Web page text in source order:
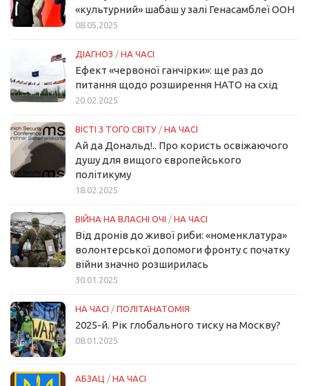
«культурний» шабаш у залі Генасамблеї ООН
08.05.2025
ДІАГНОЗ / НА ЧАСІ
Ефект «червоної ганчірки»: ще раз до
питання щодо розширення НАТО на схід
20.02.2025
ВІСТІ З ТОГО СВІТУ / НА ЧАСІ
Ай да Дональд!.. Про користь освіжаючого
душу для вищого європейського
політикуму
18.02.2025
ВІЙНА НА ВЛАСНІ ОЧІ / НА ЧАСІ
Від дронів до живої риби: «номенклатура»
волонтерської допомоги фронту с початку
війни значно розширилась
30.01.2025
НА ЧАСІ / ПОЛІТАНАТОМІЯ
2025-й. Рік глобального тиску на Москву?
08.01.2025
АБЗАЦ / НА ЧАСІ